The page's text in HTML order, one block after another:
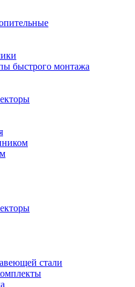
быстрого монтажа
стали